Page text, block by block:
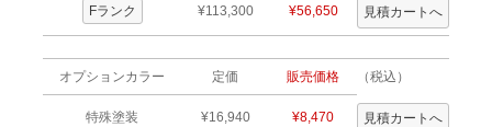
Fランク ¥113,300 ¥56,650
オプションカラー 定価 販売価格 （税込）
特殊塗装 ¥16,940 ¥8,470